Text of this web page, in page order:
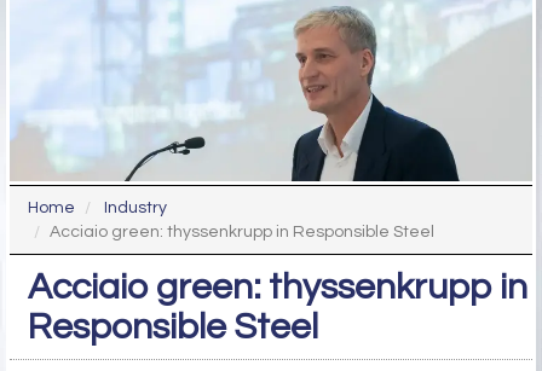
Home
Industry
Acciaio green: thyssenkrupp in Responsible Steel
Acciaio green: thyssenkrupp in
Responsible Steel